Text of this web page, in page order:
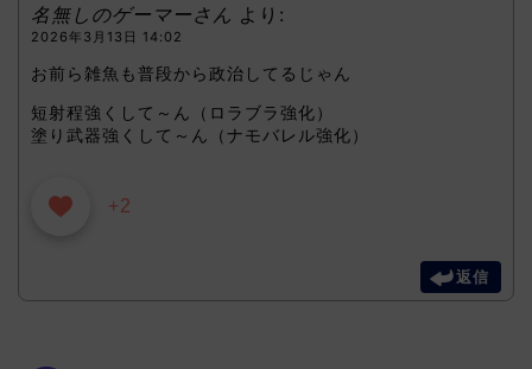
名無しのゲーマーさん より:
2026年3月13日 14:02
お前ら雑魚も普段から政治してるじゃん
短射程強くして～ん（ロラブラ強化）
塗り武器強くして～ん（ナモバレル強化）
+2
返信